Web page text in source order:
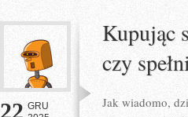
22 GRU
Kupując
czy
Jak wiadomo,